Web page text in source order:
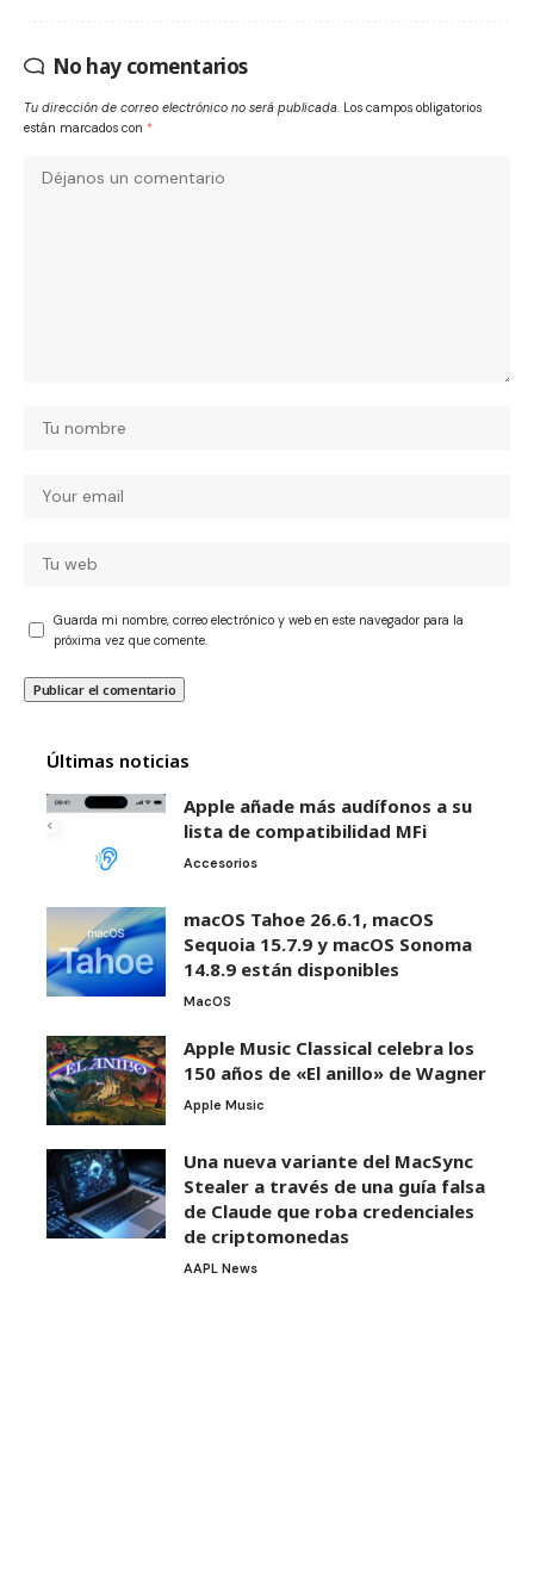
No hay comentarios
Tu dirección de correo electrónico no será publicada. Los campos obligatorios
están marcados con *
Guarda mi nombre, correo electrónico y web en este navegador para la
próxima vez que comente.
Últimas noticias
Apple añade más audífonos a su
lista de compatibilidad MFi
Accesorios
macOS Tahoe 26.6.1, macOS
Sequoia 15.7.9 y macOS Sonoma
14.8.9 están disponibles
MacOS
Apple Music Classical celebra los
150 años de «El anillo» de Wagner
Apple Music
Una nueva variante del MacSync
Stealer a través de una guía falsa
de Claude que roba credenciales
de criptomonedas
AAPL News